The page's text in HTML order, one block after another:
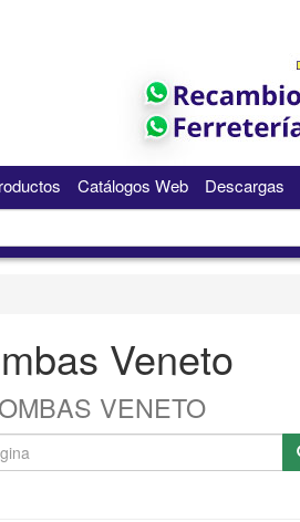
Catálogos Web Descargas
Veneto
VENETO